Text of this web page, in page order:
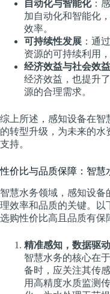
自动化与智能化：
加自动化和智能化
效率。
可持续性发展 ：通
资源的可持续利用
经济效益与社会效益
经济效益，也提升
源的合理需求。
综上所述，感知设备在智
的转型升级，为未来的
支持。
性价比与品质保障：智慧
智慧水务领域，感知设备
理效率和品质的关键。以
选购性价比高且品质有保
精准感知，数据驱
智慧水务的核心在
备时，应关注其传
用高精度水质监测